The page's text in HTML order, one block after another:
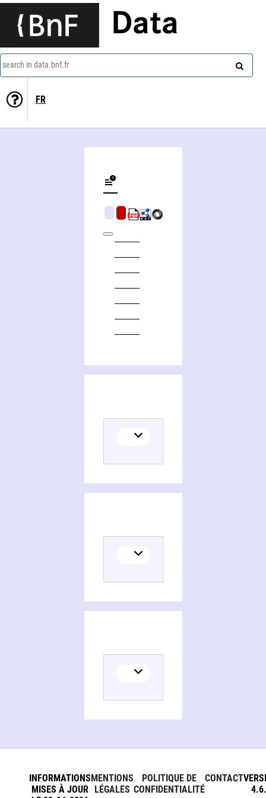
Data
search in data.bnf.fr
FR
INFORMATIONS
MISES À JOUR
MENTIONS
LÉGALES
POLITIQUE DE
CONFIDENTIALITÉ
CONTACT